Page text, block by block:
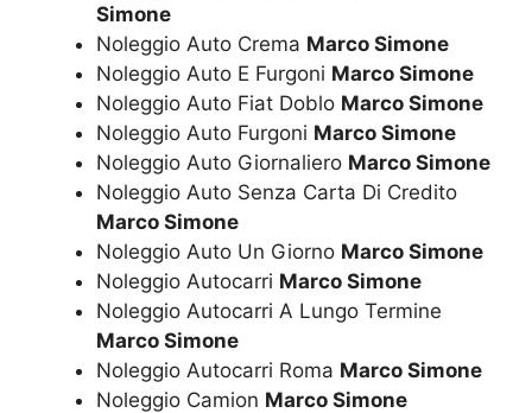
Simone
Noleggio Auto Crema Marco Simone
Noleggio Auto E Furgoni Marco Simone
Noleggio Auto Fiat Doblo Marco Simone
Noleggio Auto Furgoni Marco Simone
Noleggio Auto Giornaliero Marco Simone
Noleggio Auto Senza Carta Di Credito
Marco Simone
Noleggio Auto Un Giorno Marco Simone
Noleggio Autocarri Marco Simone
Noleggio Autocarri A Lungo Termine
Marco Simone
Noleggio Autocarri Roma Marco Simone
Noleggio Camion Marco Simone